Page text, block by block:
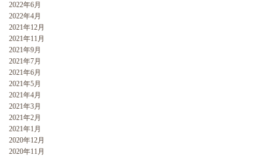
2022年6月
2022年4月
2021年12月
2021年11月
2021年9月
2021年7月
2021年6月
2021年5月
2021年4月
2021年3月
2021年2月
2021年1月
2020年12月
2020年11月